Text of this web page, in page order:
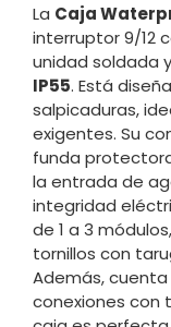
La Caja
interruptor 9/12
unidad soldada
IP55. Está
salpicaduras,
exigentes. Su
funda
la entrada de
integridad
de 1 a 3
tornillos con
Además,
conexiones con